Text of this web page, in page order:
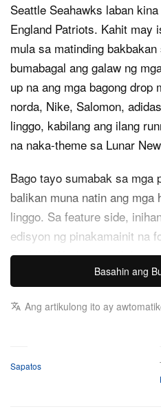
Seattle Seahawks laban
England Patriots. Kahit may
mula sa matinding
bumabagal ang galaw ng
up na ang mga bagong drop
norda, Nike, Salomon,
linggo, kabilang ang ilang
na naka-theme sa Lunar
Bago tayo sumabak sa mga
balikan muna natin ang mga
linggo. Sa feature side,
edisyon ng pinakamainit na
Fashion Week, tampok
Para naman sa Nike, ang
Swoosh with Supreme:
Air Max CB 94 Low.
Basahin ang
Ang artikulong ito ay
Sapatos